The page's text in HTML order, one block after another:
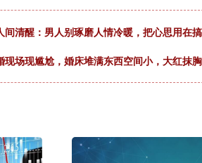
间清醒：男人别琢磨人情冷暖，把心思用在
现场现尴尬，婚床堆满东西空间小，大红抹